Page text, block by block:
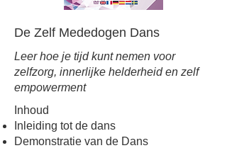
De Zelf Mededogen Dans
Leer hoe je tijd kunt nemen voor
zelfzorg, innerlijke helderheid en zelf
empowerment
Inhoud
Inleiding tot de dans
Demonstratie van de Dans